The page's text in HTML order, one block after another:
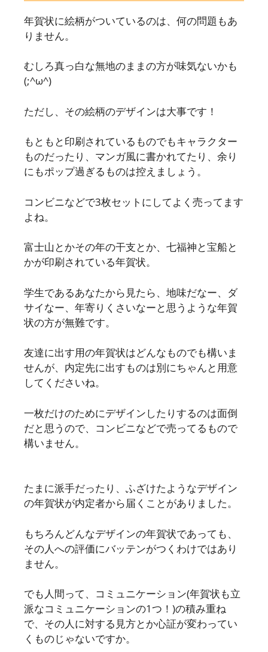
年賀状に絵柄がついているのは、何の問題もあ
りません。
むしろ真っ白な無地のままの方が味気ないかも
(;^ω^)
ただし、その絵柄のデザインは大事です！
もともと印刷されているものでもキャラクター
ものだったり、マンガ風に書かれてたり、余り
にもポップ過ぎるものは控えましょう。
コンビニなどで3枚セットにしてよく売ってます
よね。
富士山とかその年の干支とか、七福神と宝船と
かが印刷されている年賀状。
学生であるあなたから見たら、地味だなー、ダ
サイなー、年寄りくさいなーと思うような年賀
状の方が無難です。
友達に出す用の年賀状はどんなものでも構いま
せんが、内定先に出すものは別にちゃんと用意
してくださいね。
一枚だけのためにデザインしたりするのは面倒
だと思うので、コンビニなどで売ってるもので
構いません。
たまに派手だったり、ふざけたようなデザイン
の年賀状が内定者から届くことがありました。
もちろんどんなデザインの年賀状であっても、
その人への評価にバッテンがつくわけではあり
ません。
でも人間って、コミュニケーション(年賀状も立
派なコミュニケーションの1つ！)の積み重ね
で、その人に対する見方とか心証が変わってい
くものじゃないですか。